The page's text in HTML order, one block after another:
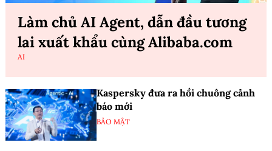
Làm chủ AI Agent, dẫn đầu tương
lai xuất khẩu cùng Alibaba.com
AI
Kaspersky đưa ra hồi chuông cảnh
báo mới
BẢO MẬT